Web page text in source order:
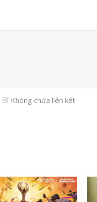
Không chứa liên kết